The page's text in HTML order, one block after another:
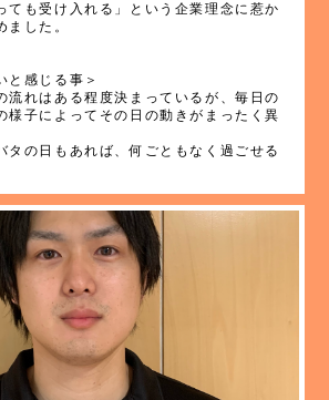
ても受け入れる」という企業理念に惹か
ました。
と感じる事＞
流れはある程度決まっているが、毎日の
様子によってその日の動きがまったく異
タの日もあれば、何ごともなく過ごせる